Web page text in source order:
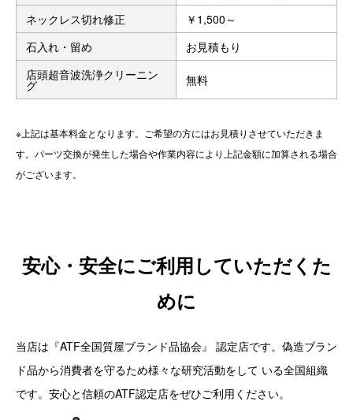
ネックレス切れ修正
￥1,500～
石入れ・留め
お見積もり
店頭超音波洗浄クリーニン
グ 無料
※上記は基本料金となります。ご希望の方にはお見積りさせていただきま
す。パーツ交換が発生した場合や作業内容により上記金額に加算される場合
がございます。
安心・安全にご利用していただくた
めに
当店は『ATF全国質屋ブランド品協会』 認定店です。偽造ブラン
ド品から消費者を守るため様々な研究活動をして いる全国組織
です。安心と信頼のATF認定店をぜひご利用ください。